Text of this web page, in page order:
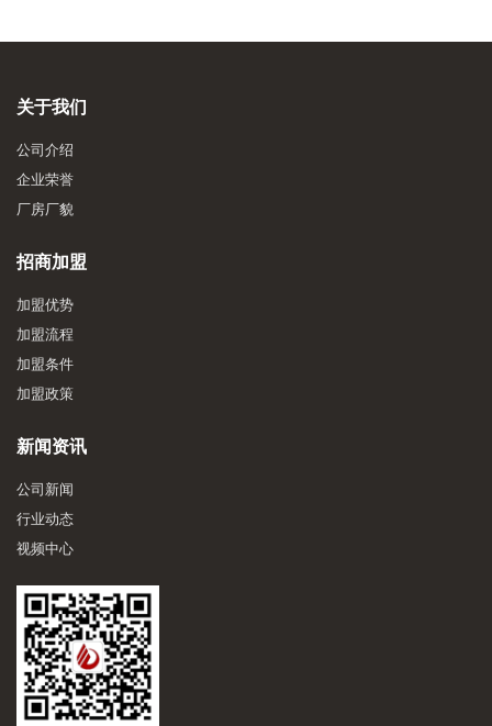
关于我们
公司介绍
企业荣誉
厂房厂貌
招商加盟
加盟优势
加盟流程
加盟条件
加盟政策
新闻资讯
公司新闻
行业动态
视频中心